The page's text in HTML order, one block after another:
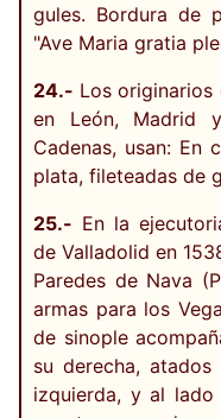
gules. Bordura de
"Ave Maria gratia
24.- Los originarios
en León, Madrid
Cadenas, usan: En
plata, fileteadas de
25.- En la
de Valladolid en
Paredes de Nava
armas para los
de sinople
su derecha,
izquierda, y al